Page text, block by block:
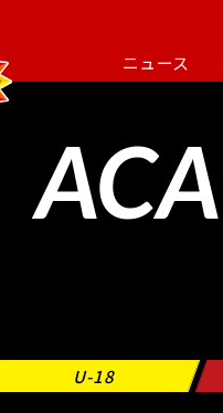
ニュース
U-18